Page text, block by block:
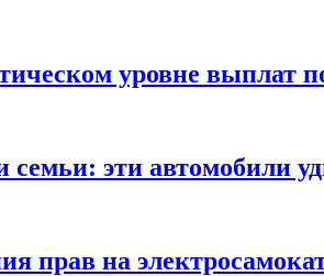
уровне выплат
эти автомобили
прав на